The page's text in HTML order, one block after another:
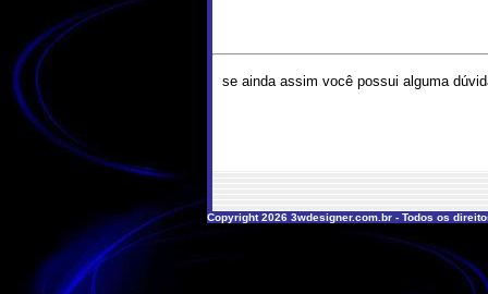
se ainda assim você possui alguma
Copyright 2026 3wdesigner.com.br - Todos os